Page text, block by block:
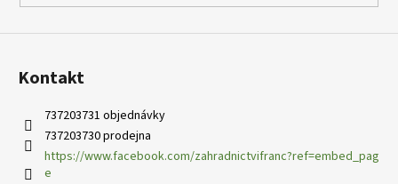
ý
p
Kontakt
737203731 objednávky
737203730 prodejna
https://www.facebook.com/zahradnictvifranc?ref=embed_pag
e